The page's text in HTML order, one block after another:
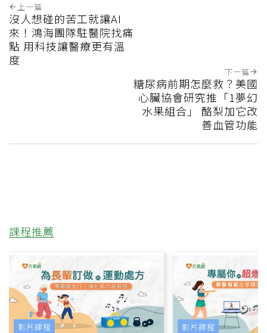
上一篇
沒人想碰的苦工就讓AI
來！鴻海團隊駐醫院找痛
點 用科技讓醫療更有溫
度
下一篇
糖尿病前期怎麼救？美國
心臟協會研究推「1夢幻
水果組合」 酪梨加它改
善血管功能
課程推薦
影片課程 影片課程